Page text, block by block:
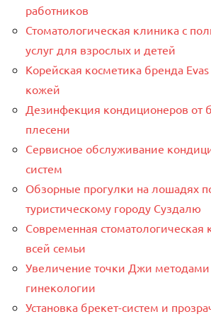
работников
Стоматологическая клиника с
услуг для взрослых и детей
Корейская косметика бренда
кожей
Дезинфекция кондиционеров от
плесени
Сервисное обслуживание
систем
Обзорные прогулки на лошадях
туристическому городу Суздалю
Современная стоматологическая
всей семьи
Увеличение точки Джи методами
гинекологии
Установка брекет-систем и